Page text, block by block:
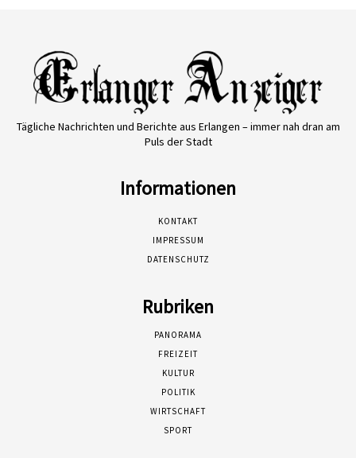
Tägliche Nachrichten und Berichte aus Erlangen – immer nah dran am
Puls der Stadt
Informationen
KONTAKT
IMPRESSUM
DATENSCHUTZ
Rubriken
PANORAMA
FREIZEIT
KULTUR
POLITIK
WIRTSCHAFT
SPORT